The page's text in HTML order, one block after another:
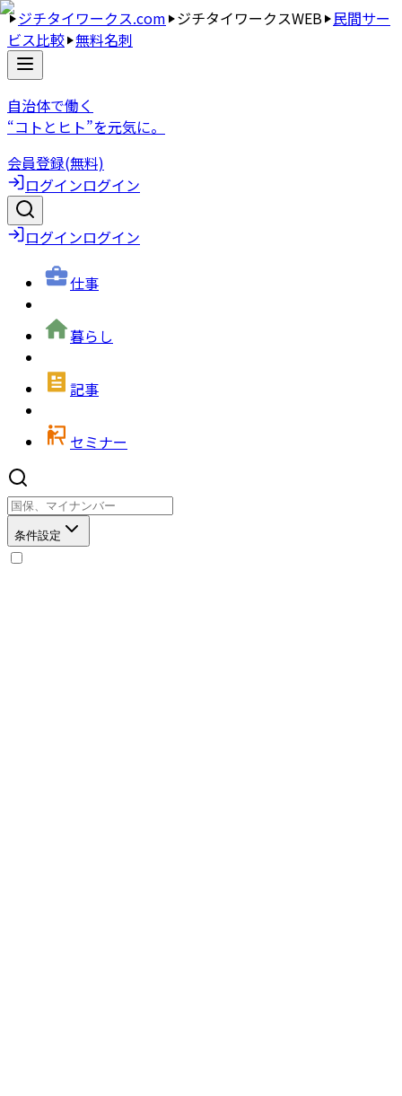
ジチタイワークス.com ジチタイワークスWEB 民間サー
ビス比較 無料名刺
自治体で働く
“コトとヒト”を元気に。
会員登録(無料)
ログインログイン
ログインログイン
仕事
暮らし
記事
セミナー
条件設定